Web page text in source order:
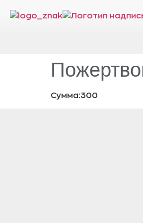
Сумма:300